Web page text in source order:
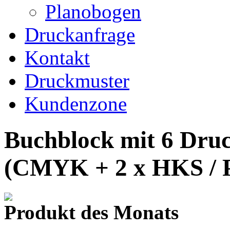
Planobogen
Druckanfrage
Kontakt
Druckmuster
Kundenzone
Buchblock mit 6
(CMYK + 2 x HKS /
Produkt des Monats